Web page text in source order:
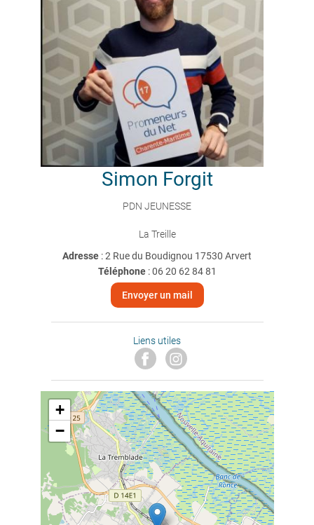
Simon Forgit
PDN JEUNESSE
La Treille
Adresse : 2 Rue du Boudignou 17530 Arvert
Téléphone:06 20 62 84 81
Envoyer un mail
Liens utiles
+
−